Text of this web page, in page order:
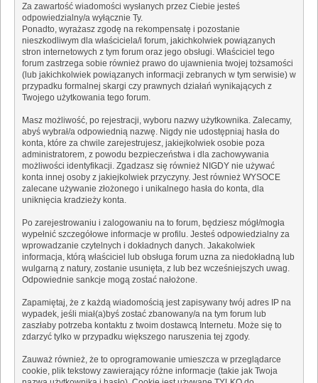
Za zawartość wiadomości wysłanych przez Ciebie jesteś
odpowiedzialny/a wyłącznie Ty.
Ponadto, wyrażasz zgodę na rekompensatę i pozostanie
nieszkodliwym dla właściciela/i forum, jakichkolwiek powiązanych
stron internetowych z tym forum oraz jego obsługi. Właściciel tego
forum zastrzega sobie również prawo do ujawnienia twojej tożsamości
(lub jakichkolwiek powiązanych informacji zebranych w tym serwisie) w
przypadku formalnej skargi czy prawnych działań wynikających z
Twojego użytkowania tego forum.
Masz możliwość, po rejestracji, wyboru nazwy użytkownika. Zalecamy,
abyś wybrał/a odpowiednią nazwę. Nigdy nie udostępniaj hasła do
konta, które za chwile zarejestrujesz, jakiejkolwiek osobie poza
administratorem, z powodu bezpieczeństwa i dla zachowywania
możliwości identyfikacji. Zgadzasz się również NIGDY nie używać
konta innej osoby z jakiejkolwiek przyczyny. Jest również WYSOCE
zalecane używanie złożonego i unikalnego hasła do konta, dla
uniknięcia kradzieży konta.
Po zarejestrowaniu i zalogowaniu na to forum, będziesz mógł/mogła
wypełnić szczegółowe informacje w profilu. Jesteś odpowiedzialny za
wprowadzanie czytelnych i dokładnych danych. Jakakolwiek
informacja, którą właściciel lub obsługa forum uzna za niedokładną lub
wulgarną z natury, zostanie usunięta, z lub bez wcześniejszych uwag.
Odpowiednie sankcje mogą zostać nałożone.
Zapamiętaj, że z każdą wiadomością jest zapisywany twój adres IP na
wypadek, jeśli miał(a)byś zostać zbanowany/a na tym forum lub
zaszłaby potrzeba kontaktu z twoim dostawcą Internetu. Może się to
zdarzyć tylko w przypadku większego naruszenia tej zgody.
Zauważ również, że to oprogramowanie umieszcza w przeglądarce
cookie, plik tekstowy zawierający różne informacje (takie jak Twoja